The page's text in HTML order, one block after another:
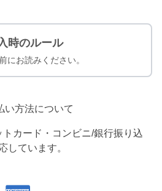
時のルール
にお読みください。
い方法について
カード・コンビニ/銀行振り込
しています。